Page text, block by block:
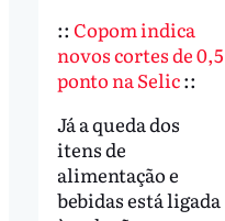
:: Copom indica
novos cortes de 0,5
ponto na Selic::
Já a queda dos
itens de
alimentação e
bebidas está ligada